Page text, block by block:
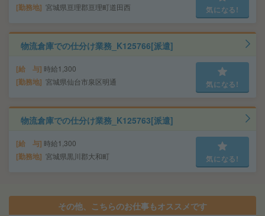
勤務地 宮城県亘理郡亘理町道田西 気になる!
物流倉庫での仕分け業務_K125766[派遣]
給 与 時給1,300
勤務地 宮城県仙台市泉区明通 気になる!
物流倉庫での仕分け業務_K125763[派遣]
給 与 時給1,300
勤務地 宮城県黒川郡大和町 気になる!
その他、こちらのお仕事もオススメです